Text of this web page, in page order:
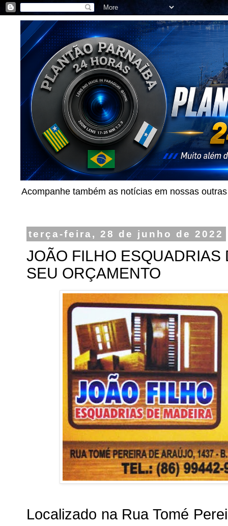
Acompanhe também as notícias em nossas
terça-feira, 28 de junho de 2022
JOÃO FILHO ESQUADRIAS
SEU ORÇAMENTO
Localizado na Rua Tomé